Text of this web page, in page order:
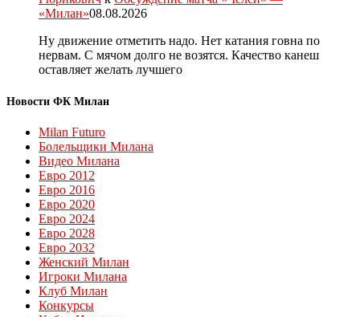
«Милан»08.08.2026
Ну движение отметить надо. Нет катания говна по
нервам. С мячом долго не возятся. Качество канеш
оставляет желать лучшего
Новости ФК Милан
Milan Futuro
Болельщики Милана
Видео Милана
Евро 2012
Евро 2016
Евро 2020
Евро 2024
Евро 2028
Евро 2032
Женский Милан
Игроки Милана
Клуб Милан
Конкурсы